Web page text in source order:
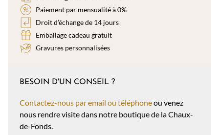
Paiement par mensualité à 0%
Droit d’échange de 14 jours
Emballage cadeau gratuit
Gravures personnalisées
BESOIN D'UN CONSEIL ?
Contactez-nous par email ou téléphoneou venez
nous rendre visite dans notre boutique de la Chaux-
de-Fonds.